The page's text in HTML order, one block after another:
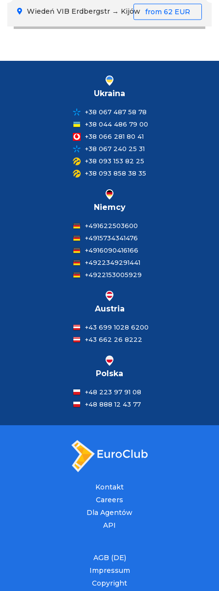
Wiedeń VIB Erdbergstr → Kijów from 62 EUR
Ukraina
+38 067 487 58 78
+38 044 486 79 00
+38 066 281 80 41
+38 067 240 25 31
+38 093 153 82 25
+38 093 858 38 35
Niemcy
+491622503600
+4915734341476
+4916090416166
+4922349291441
+4922153005929
Austria
+43 699 1028 6200
+43 662 26 8222
Polska
+48 223 97 91 08
+48 888 12 43 77
Kontakt
Careers
Dla Agentów
API
AGB (DE)
Impressum
Copyright